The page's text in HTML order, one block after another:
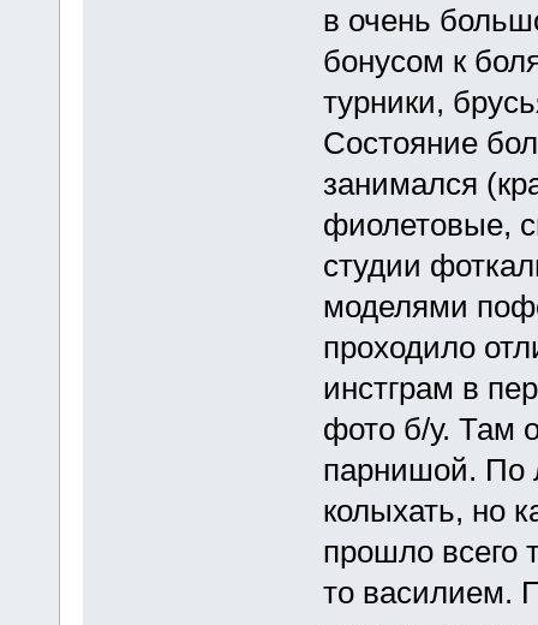
в очень
бонусом к
турники,
Состояние
занимался
фиолетовые,
студии
моделями
проходило
инстграм в
фото б/у. Там
парнишой. По
колыхать, но
прошло всего
то василием.